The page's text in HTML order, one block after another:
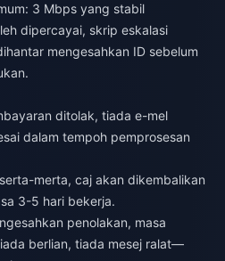
3 Mbps yang stabil
dipercayai, skrip eskalasi
mengesahkan ID sebelum
ditolak, tiada e-mel
dalam tempoh pemprosesan
merta, caj akan dikembalikan
3-5 hari bekerja.
penolakan, masa
berlian, tiada mesej ralat—